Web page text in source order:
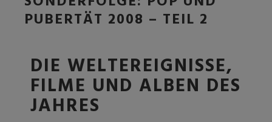
PUBERTÄT 2008 – TEIL 2
DIE WELTEREIGNISSE,
FILME UND ALBEN DES
JAHRES